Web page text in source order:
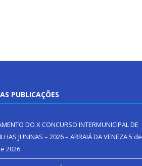
PUBLICAÇÕES
DO X CONCURSO INTERMUNICIPAL DE
JUNINAS – 2026 – ARRAIÁ DA VENEZA5 de
2026